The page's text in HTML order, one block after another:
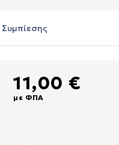
11,00 €
με ΦΠΑ